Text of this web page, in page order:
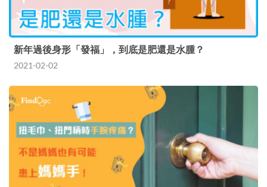
新年過後身形「發福」，到底是肥還是水腫？
2021-02-02